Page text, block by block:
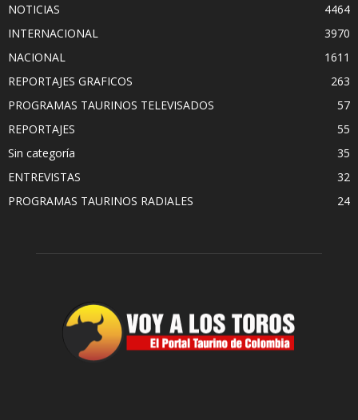
NOTICIAS
4464
INTERNACIONAL
3970
NACIONAL
1611
REPORTAJES GRAFICOS
263
PROGRAMAS TAURINOS TELEVISADOS
57
REPORTAJES
55
Sin categoría
35
ENTREVISTAS
32
PROGRAMAS TAURINOS RADIALES
24